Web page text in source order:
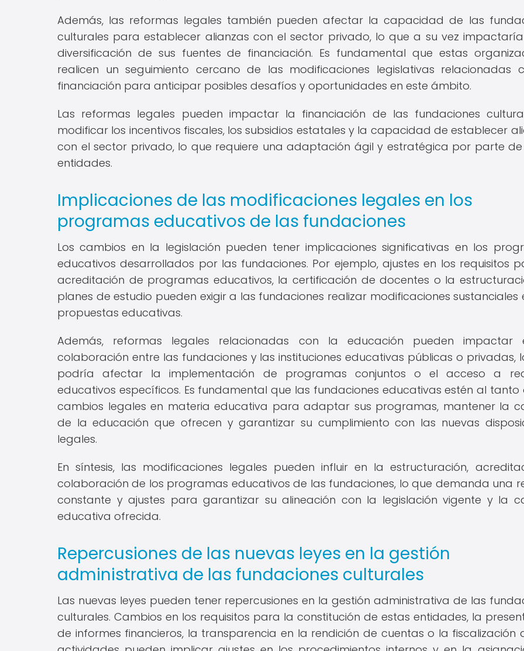
Además, las reformas legales también pueden afectar la capacidad de las
culturales para establecer alianzas con el sector privado, lo que a su vez
diversificación de sus fuentes de financiación. Es fundamental que estas
realicen un seguimiento cercano de las modificaciones legislativas relacionadas
financiación para anticipar posibles desafíos y oportunidades en este ámbito.
Las reformas legales pueden impactar la financiación de las fundaciones
modificar los incentivos fiscales, los subsidios estatales y la capacidad de establecer
con el sector privado, lo que requiere una adaptación ágil y estratégica por parte
entidades.
Implicaciones de las modificaciones legales en los
programas educativos de las fundaciones
Los cambios en la legislación pueden tener implicaciones significativas en los
educativos desarrollados por las fundaciones. Por ejemplo, ajustes en los requisitos
acreditación de programas educativos, la certificación de docentes o la
planes de estudio pueden exigir a las fundaciones realizar modificaciones sustanciales
propuestas educativas.
Además, reformas legales relacionadas con la educación pueden impactar
colaboración entre las fundaciones y las instituciones educativas públicas o privadas,
podría afectar la implementación de programas conjuntos o el acceso a
educativos específicos. Es fundamental que las fundaciones educativas estén al tanto
cambios legales en materia educativa para adaptar sus programas, mantener la
de la educación que ofrecen y garantizar su cumplimiento con las nuevas
legales.
En síntesis, las modificaciones legales pueden influir en la estructuración,
colaboración de los programas educativos de las fundaciones, lo que demanda una
constante y ajustes para garantizar su alineación con la legislación vigente y la
educativa ofrecida.
Repercusiones de las nuevas leyes en la gestión
administrativa de las fundaciones culturales
Las nuevas leyes pueden tener repercusiones en la gestión administrativa de las
culturales. Cambios en los requisitos para la constitución de estas entidades, la
de informes financieros, la transparencia en la rendición de cuentas o la fiscalización